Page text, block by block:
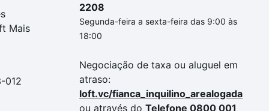
Mais
012
2208
Segunda-feira a sexta-feira das 9:00 às
18:00
Negociação de taxa ou aluguel em
atraso:
loft.vc/fianca_inquilino_arealogada
ou através do Telefone 0800 001